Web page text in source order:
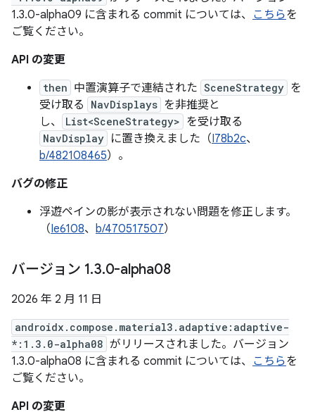
1.3.0-alpha09 に含まれる commit については、 こちらを
ご覧ください。
API の変更
then 中置演算子で連結された SceneStrategy を
受け取る
NavDisplays を非推奨と
し、
List<SceneStrategy> を受け取る
NavDisplay に置き換えました（I78b2c、
b/482108465）。
バグの修正
浮遊ペインの影が表示されない問題を修正します。
（Ie6108、 b/470517507）
バージョン 1.3.0-alpha08
2026 年 2 月 11 日
androidx.compose.material3.adaptive:adaptive-
*:1.3.0-alpha08 がリリースされました。バージョン
1.3.0-alpha08 に含まれる commit については、 こちらを
ご覧ください。
API の変更